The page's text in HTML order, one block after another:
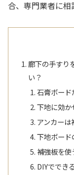
合、専門業者に相
廊下の手すり
い？
石膏ボード
下地に効か
アンカーは
下地ボード
補強板を
DIYででき